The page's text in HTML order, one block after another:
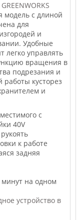
модель с длиной
для
и
Удобные
легко управлять
вращения в
подрезания и
кусторез
и
с
40V
к работе
задняя
на одном
устройство в